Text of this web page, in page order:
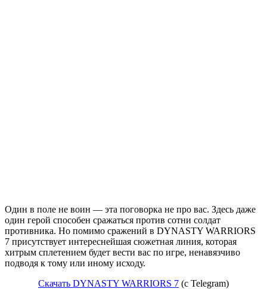
Один в поле не воин — эта поговорка не про вас. Здесь даже
один герой способен сражаться против сотни солдат
противника. Но помимо сражений в DYNASTY WARRIORS
7 присутствует интереснейшая сюжетная линия, которая
хитрым сплетением будет вести вас по игре, ненавязчиво
подводя к тому или иному исходу.
Скачать DYNASTY WARRIORS 7 (с Telegram)